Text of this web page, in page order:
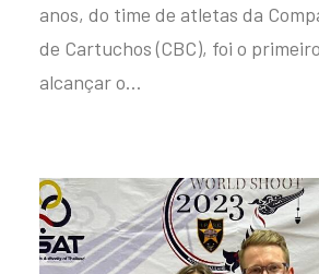
anos, do time de atletas da
de Cartuchos (CBC), foi o
alcançar o…